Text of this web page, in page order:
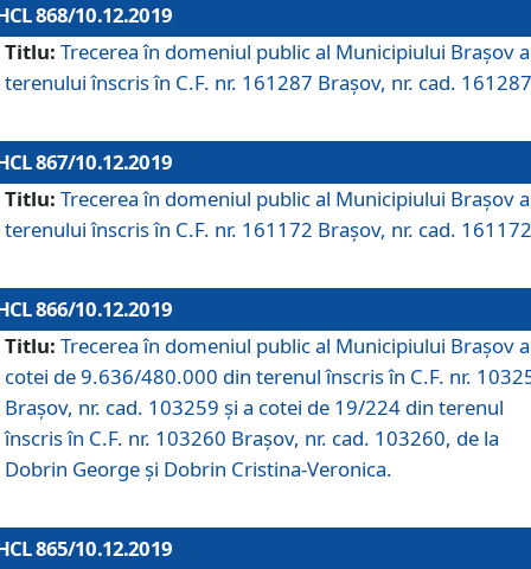
868/10.12.2019
Titlu: Trecerea în domeniul public al Municipiului Braşov a
terenului înscris în C.F. nr. 161287 Brașov, nr. cad.
867/10.12.2019
Titlu: Trecerea în domeniul public al Municipiului Braşov a
terenului înscris în C.F. nr. 161172 Brașov, nr. cad.
866/10.12.2019
Titlu: Trecerea în domeniul public al Municipiului Braşov a
cotei de 9.636/480.000 din terenul înscris în C.F. nr.
Brașov, nr. cad. 103259 și a cotei de 19/224 din terenul
înscris în C.F. nr. 103260 Brașov, nr. cad. 103260, de la
Dobrin George și Dobrin Cristina-Veronica.
865/10.12.2019